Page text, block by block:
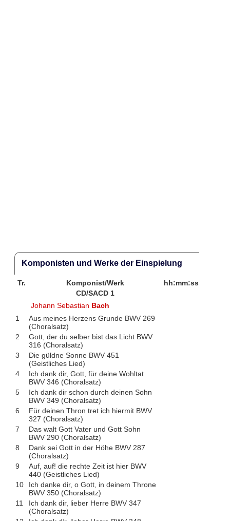
Komponisten und Werke der Einspielung
Tr. Komponist/Werk
hh:mm:ss
CD/SACD 1
Johann Sebastian Bach
1
Aus meines Herzens Grunde BWV 269
(Choralsatz)
2
Gott, der du selber bist das Licht BWV
316 (Choralsatz)
3
Die güldne Sonne BWV 451
(Geistliches Lied)
4
Ich dank dir, Gott, für deine Wohltat
BWV 346 (Choralsatz)
5
Ich dank dir schon durch deinen Sohn
BWV 349 (Choralsatz)
6
Für deinen Thron tret ich hiermit BWV
327 (Choralsatz)
7
Das walt Gott Vater und Gott Sohn
BWV 290 (Choralsatz)
8
Dank sei Gott in der Höhe BWV 287
(Choralsatz)
9
Auf, auf! die rechte Zeit ist hier BWV
440 (Geistliches Lied)
10
Ich danke dir, o Gott, in deinem Throne
BWV 350 (Choralsatz)
11
Ich dank dir, lieber Herre BWV 347
(Choralsatz)